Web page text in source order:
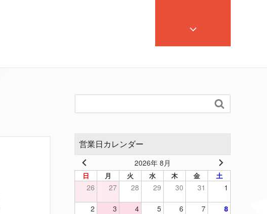

営業日カレンダー
2026年 8月
日 月 火 水 木 金 土
26 27 28 29 30 31 1
2 3 4 5 6 7 8